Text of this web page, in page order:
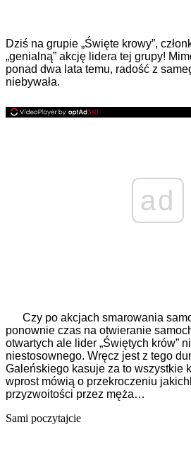
Dziś na grupie „Święte krowy”,
„genialną” akcję lidera tej grupy!
ponad dwa lata temu, radość z
niebywała.
ad
Czy po akcjach smarowania
ponownie czas na otwieranie
otwartych ale lider „Świętych krów”
niestosownego. Wręcz jest z tego
Galeńskiego kasuje za to wszystkie
wprost mówią o przekroczeniu
przyzwoitości przez męża…
Sami poczytajcie